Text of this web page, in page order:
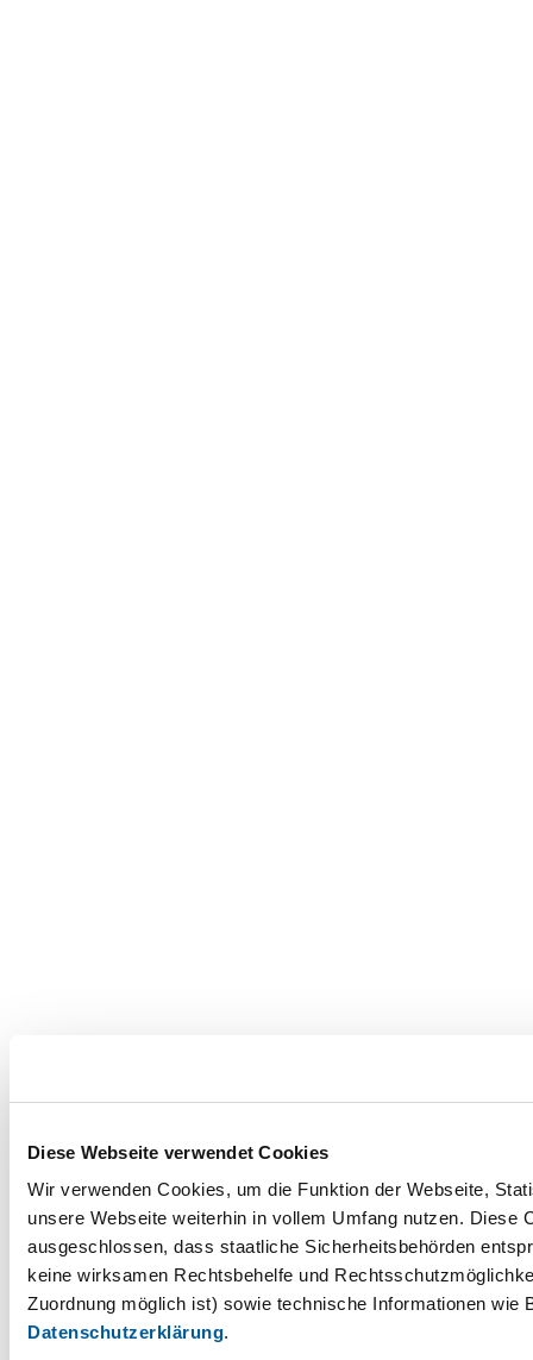
Diese Webseite verwendet Cookies
Wir verwenden Cookies, um die Funktion der Webseite,
unsere Webseite weiterhin in vollem Umfang nutzen.
ausgeschlossen, dass staatliche Sicherheitsbehörden
keine wirksamen Rechtsbehelfe und
Zuordnung möglich ist) sowie technische Informationen wie
Datenschutzerklärung.